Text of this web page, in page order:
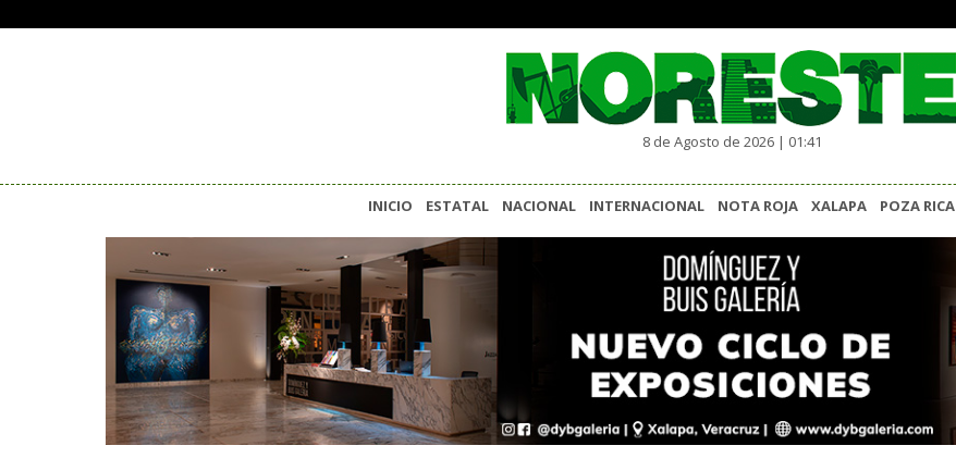
8 de Agosto de 2026 | 01:41
INICIO ESTATAL NACIONAL INTERNACIONAL NOTA ROJA XALAPA POZA RICA